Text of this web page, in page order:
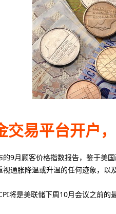
交易平台开户
9月顾客价格指数报告，鉴于美
通胀降温或升温的任何迹象，以
将是美联储下周10月会议之前
最低入金 最大杠杆
80美元
最低入金
888倍
最大杠杆
50美元
最低入金
100倍
最大杠杆
1美元 400倍